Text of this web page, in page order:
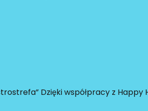
Dzięki współpracy z Happy